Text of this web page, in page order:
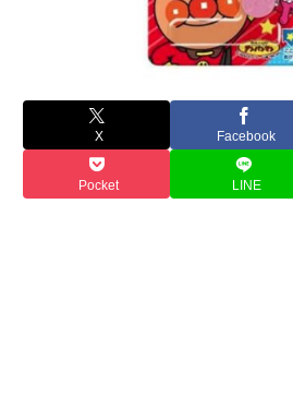
X Facebook
Pocket LINE